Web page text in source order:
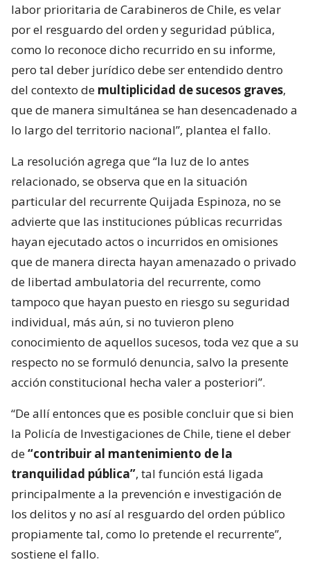
labor prioritaria de Carabineros de Chile, es velar
por el resguardo del orden y seguridad pública,
como lo reconoce dicho recurrido en su informe,
pero tal deber jurídico debe ser entendido dentro
del contexto de multiplicidad de sucesos graves,
que de manera simultánea se han desencadenado a
lo largo del territorio nacional”, plantea el fallo.
La resolución agrega que “la luz de lo antes
relacionado, se observa que en la situación
particular del recurrente Quijada Espinoza, no se
advierte que las instituciones públicas recurridas
hayan ejecutado actos o incurridos en omisiones
que de manera directa hayan amenazado o privado
de libertad ambulatoria del recurrente, como
tampoco que hayan puesto en riesgo su seguridad
individual, más aún, si no tuvieron pleno
conocimiento de aquellos sucesos, toda vez que a su
respecto no se formuló denuncia, salvo la presente
acción constitucional hecha valer a posteriori”.
“De allí entonces que es posible concluir que si bien
la Policía de Investigaciones de Chile, tiene el deber
de“contribuir al mantenimiento de la
tranquilidad pública”, tal función está ligada
principalmente a la prevención e investigación de
los delitos y no así al resguardo del orden público
propiamente tal, como lo pretende el recurrente”,
sostiene el fallo.